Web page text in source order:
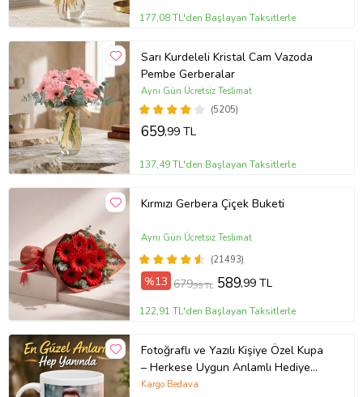
177,08 TL'den Başlayan Taksitlerle
Sarı Kurdeleli Kristal Cam Vazoda
Pembe Gerberalar
(5205)
Aynı Gün Ücretsiz Teslimat
659,99 TL
137,49 TL'den Başlayan Taksitlerle
Kırmızı Gerbera Çiçek Buketi
(21493)
Aynı Gün Ücretsiz Teslimat
%13 679,99 TL 589,99 TL
122,91 TL'den Başlayan Taksitlerle
Fotoğraflı ve Yazılı Kişiye Özel Kupa
– Herkese Uygun Anlamlı Hediye
Porselen Baskılı Kupa (Beyaz)
Kargo Bedava